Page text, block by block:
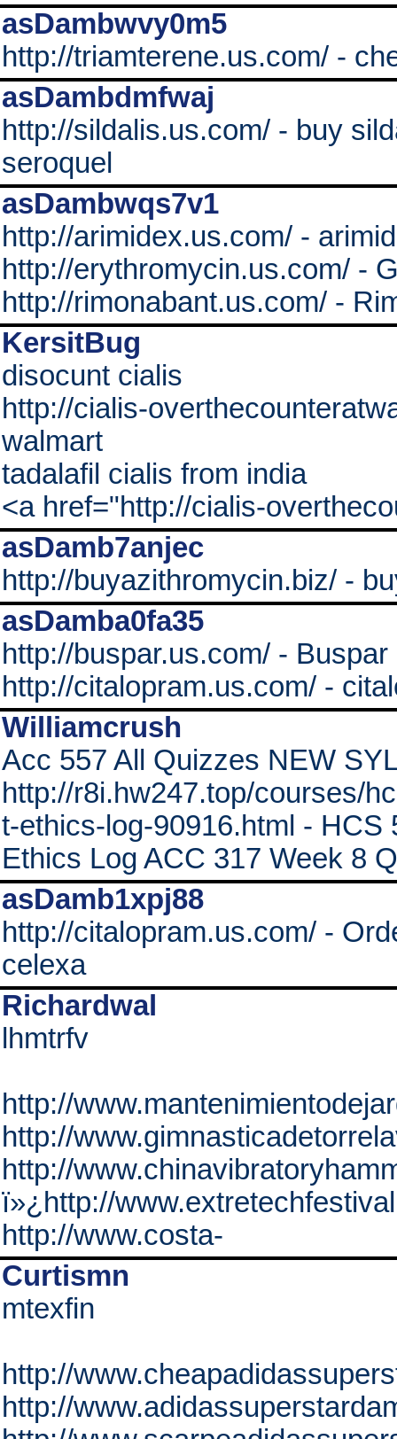
asDambwvy0m5
http://triamterene.us.com/ -
asDambdmfwaj
http://sildalis.us.com/ - buy
seroquel
asDambwqs7v1
http://arimidex.us.com/ -
http://erythromycin.us.com/ -
http://rimonabant.us.com/ -
KersitBug
disocunt cialis
http://cialis-
walmart
tadalafil cialis from india
<a href="http://cialis-
asDamb7anjec
http://buyazithromycin.biz/ -
asDamba0fa35
http://buspar.us.com/ -
http://citalopram.us.com/ -
Williamcrush
Acc 557 All Quizzes NEW
http://r8i.hw247.top/courses/
t-ethics-log-90916.html - HCS
Ethics Log ACC 317 Week 8
asDamb1xpj88
http://citalopram.us.com/ -
celexa
Richardwal
lhmtrfv
http://
http://
http://
ï»¿http://
http://www.costa-
Curtismn
mtexfin
http://
http://